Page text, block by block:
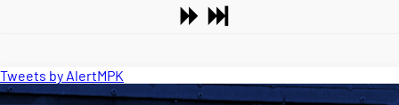
Tweets by AlertMPK